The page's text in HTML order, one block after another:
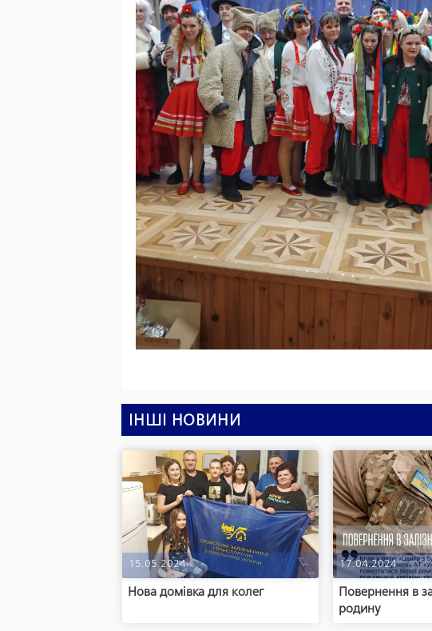
ІНШІ НОВИНИ
15.05.2024
Нова домівка для колег
17.04.2024
Повернення в
родину